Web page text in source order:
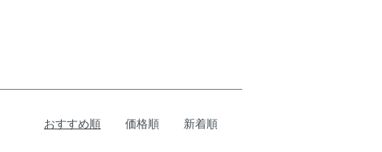
おすすめ順 価格順 新着順